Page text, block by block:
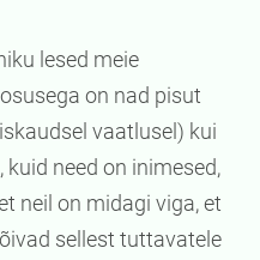
lesed meie
on nad pisut
vaatlusel) kui
need on inimesed,
neil on midagi viga, et
sellest tuttavatele